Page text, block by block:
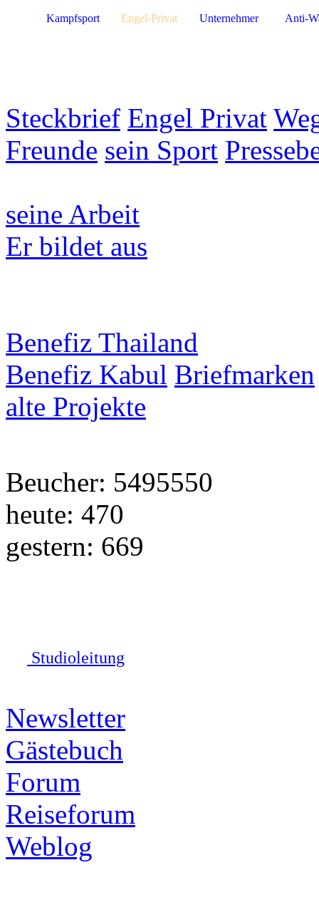
Steckbrief Engel Privat
Freunde sein Sport
seine Arbeit
Er bildet aus
Benefiz Thailand
Benefiz Kabul Briefmarken
alte Projekte
Beucher: 5495550
heute: 470
gestern: 669
Studioleitung
Newsletter
Gästebuch
Forum
Reiseforum
Weblog
Kampfsport Engel-Privat Unternehmer Anti-